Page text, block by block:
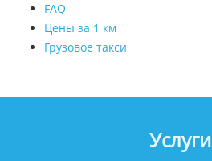
FAQ
Цены за 1 км
Грузовое такси
Услуги